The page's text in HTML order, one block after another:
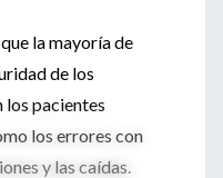
la mayoría de
de los
los pacientes
los errores con
y las caídas.